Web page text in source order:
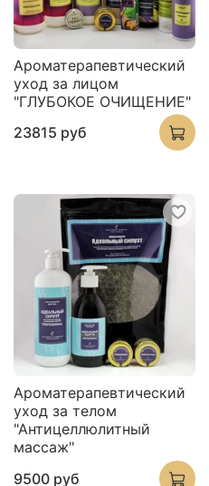
Ароматерапевтический
уход за лицом
"ГЛУБОКОЕ ОЧИЩЕНИЕ"
23815 руб
Ароматерапевтический
уход за телом
"Антицеллюлитный
массаж"
9500 руб